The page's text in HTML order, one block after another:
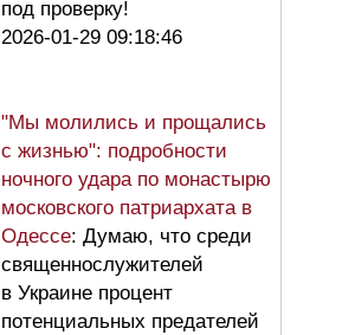
под проверку!
2026-01-29 09:18:46
"Мы молились и прощались
с жизнью": подробности
ночного удара по монастырю
московского патриархата в
Одессе: Думаю, что среди
священнослужителей
в Украине процент
потенциальных предателей